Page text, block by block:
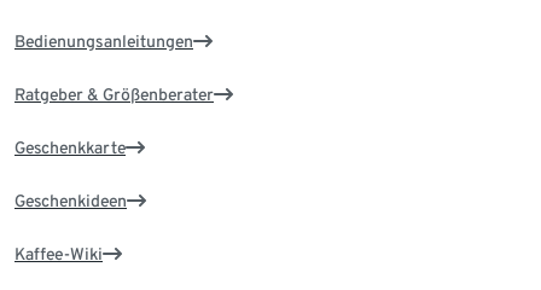
Bedienungsanleitungen
Ratgeber & Größenberater
Geschenkkarte
Geschenkideen
Kaffee-Wiki